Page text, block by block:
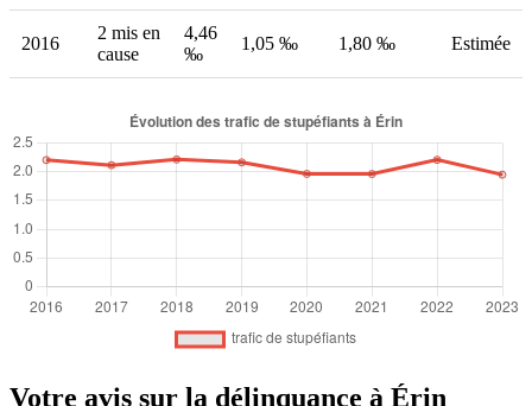
2016
2 mis en
cause
4,46
‰
1,05 ‰ 1,80 ‰ Estimée
Votre avis sur la délinquance à Érin